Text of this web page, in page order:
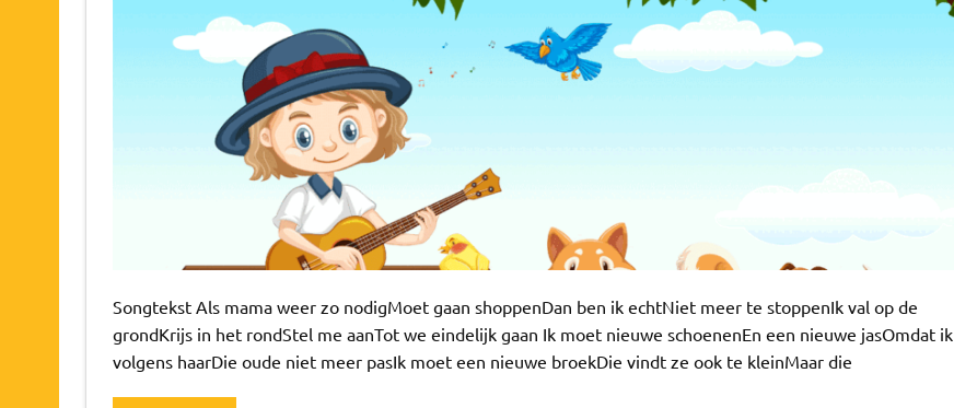
Songtekst Als mama weer zo nodigMoet gaan shoppenDan ben ik echtNiet meer te stoppenIk val op de
grondKrijs in het rondStel me aanTot we eindelijk gaan Ik moet nieuwe schoenenEn een nieuwe jasOmdat ik
volgens haarDie oude niet meer pasIk moet een nieuwe broekDie vindt ze ook te kleinMaar die